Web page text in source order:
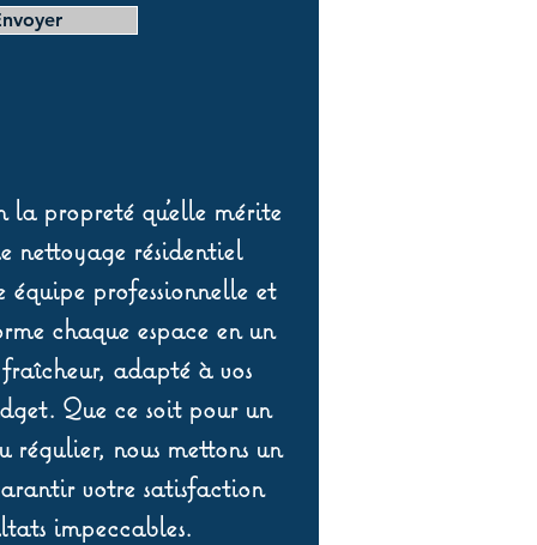
propreté qu’elle mérite
nettoyage résidentiel
professionnelle et
chaque espace en un
adapté à vos
Que ce soit pour un
régulier, nous mettons un
votre satisfaction
impeccables.